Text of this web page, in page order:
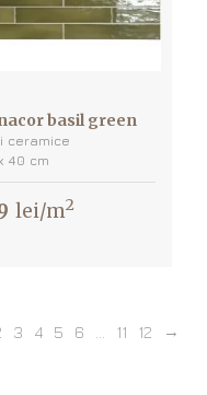
basil green
ceramice
40 cm
lei/m2
3 4 5 6 11 12